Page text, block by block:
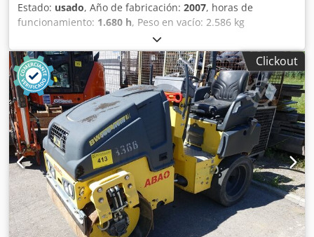
Estado: usado, Año de fabricación: 2007, horas de
funcionamiento: 1.680 h, Peso en vacío: 2.586 kg
Dimensiones (lxanxal): 248 x 128 x 180 cm Ubicación: El
Burgo de Ebro (Zaragoza) El BOMAG BW120AD4 es ideal
para tareas de compactación ligera en obras urbanas o
mantenimiento de carreteras. Buena maniobrabilidad,
controles sencillos y funcionamiento correcto. Se presenta
en estado operativo, preparado para trabajar desde el
primer día. Perfecto para optimizar tu inversión con
maquinaria de segunda mano. Peso de servicio: 2.580 kg
Tipología: Ligera Anchura de tambor: 1.200 mm Diámetro
de tambor: 700 mm Capacidad de depósito: 40 l CE
Crodpezb I Tmsfx Ahref
Clickout